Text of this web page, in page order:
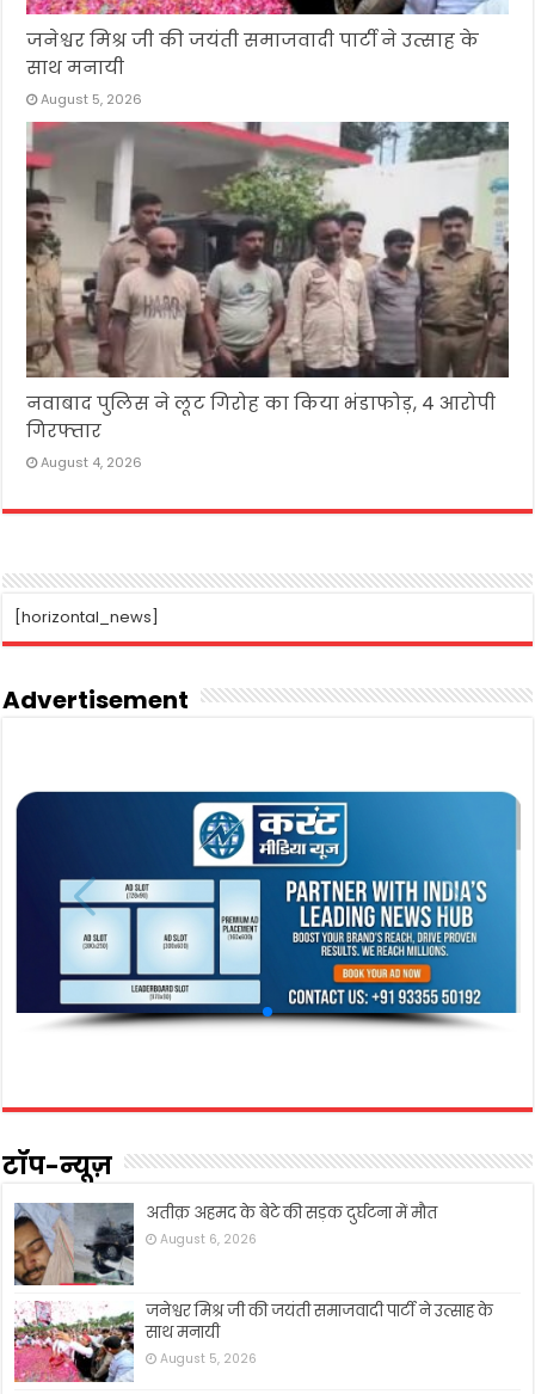
जनेश्वर मिश्र जी की जयंती समाजवादी पार्टी ने उत्साह के
साथ मनायी
August 5, 2026
नवाबाद पुलिस ने लूट गिरोह का किया भंडाफोड़, 4 आरोपी
गिरफ्तार
August 4, 2026
[horizontal_news]
Advertisement
टॉप-न्यूज़
अतीक़ अहमद के बेटे की सड़क दुर्घटना में मौत
August 6, 2026
जनेश्वर मिश्र जी की जयंती समाजवादी पार्टी ने उत्साह के
साथ मनायी
August 5, 2026